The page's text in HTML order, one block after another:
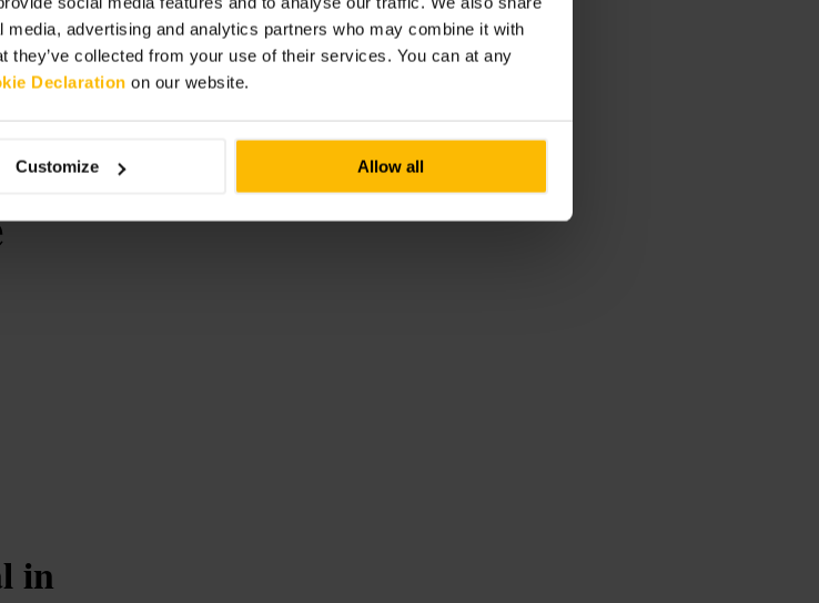
advertising and analytics partners who may combine it with
they’ve collected from your use of their services. You can at any
Declaration on our website.
Customize Allow all
je een
geld of
in